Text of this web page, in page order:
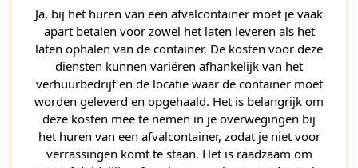
Ja, bij het huren van een afvalcontainer moet je vaak
apart betalen voor zowel het laten leveren als het
laten ophalen van de container. De kosten voor deze
diensten kunnen variëren afhankelijk van het
verhuurbedrijf en de locatie waar de container moet
worden geleverd en opgehaald. Het is belangrijk om
deze kosten mee te nemen in je overwegingen bij
het huren van een afvalcontainer, zodat je niet voor
verrassingen komt te staan. Het is raadzaam om